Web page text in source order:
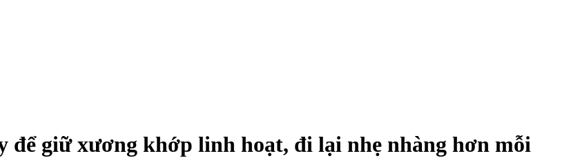
để giữ xương khớp linh hoạt, đi lại nhẹ nhàng hơn mỗi